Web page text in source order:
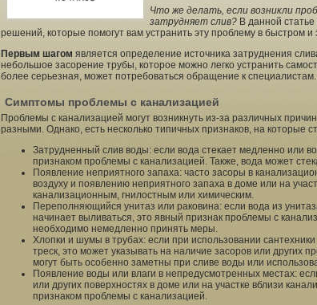
Что же делать, если возникли
затрудняет слив? В данной
решений, которые помогут вам устранить эту проблему в быстром
Первым шагом является определение источника затруднения
небольшое засорение трубы, которое можно легко устранить
более серьезная, может потребоваться обращение к специалистам.
Симптомы проблемы с канализацией
Проблемы с канализацией могут возникнуть из-за различных
разными. Однако, есть несколько типичных признаков, на которые
Затрудненный слив воды: если вода стекает медленно или
признаком проблемы с канализацией. Также, вода может
Появление неприятного запаха: часто засоры в
воздуху и появлению неприятного запаха в доме или на
канализационным, гнилостным или химическим.
Переполняющийся унитаз или раковина: если вода из
начинает выливаться, это явный признак проблемы с
необходимо немедленно принять меры.
Хлопки и шумы в трубах: если при использовании
треск, это может указывать на наличие засоров или других
могут быть особенно заметны при сливе воды или
Появление воды или влаги в непредусмотренных местах:
или других поверхностях в доме или на участке вблизи
признаком проблемы с канализацией.